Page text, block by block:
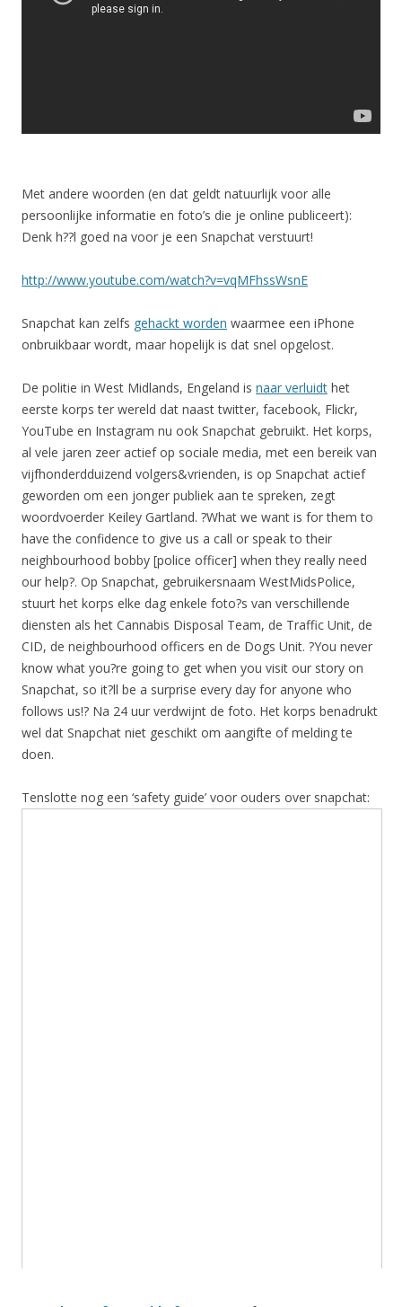
Met andere woorden (en dat geldt natuurlijk voor alle
persoonlijke informatie en foto’s die je online publiceert):
Denk h??l goed na voor je een Snapchat verstuurt!
http://www.youtube.com/watch?v=vqMFhssWsnE
Snapchat kan zelfs gehackt worden waarmee een iPhone
onbruikbaar wordt, maar hopelijk is dat snel opgelost.
De politie in West Midlands, Engeland is naar verluidt het
eerste korps ter wereld dat naast twitter, facebook, Flickr,
YouTube en Instagram nu ook Snapchat gebruikt. Het korps,
al vele jaren zeer actief op sociale media, met een bereik van
vijfhonderdduizend volgers&vrienden, is op Snapchat actief
geworden om een jonger publiek aan te spreken, zegt
woordvoerder Keiley Gartland. ?What we want is for them to
have the confidence to give us a call or speak to their
neighbourhood bobby [police officer] when they really need
our help?. Op Snapchat, gebruikersnaam WestMidsPolice,
stuurt het korps elke dag enkele foto?s van verschillende
diensten als het Cannabis Disposal Team, de Traffic Unit, de
CID, de neighbourhood officers en de Dogs Unit. ?You never
know what you?re going to get when you visit our story on
Snapchat, so it?ll be a surprise every day for anyone who
follows us!? Na 24 uur verdwijnt de foto. Het korps benadrukt
wel dat Snapchat niet geschikt om aangifte of melding te
doen.
Tenslotte nog een ‘safety guide’ voor ouders over snapchat: